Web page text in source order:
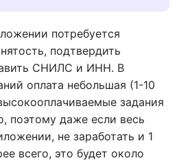
потребуется
подтвердить
СНИЛС и ИНН. В
оплата небольшая (1-10
задания
поэтому даже если весь
не заработать и 1
всего, это будет около